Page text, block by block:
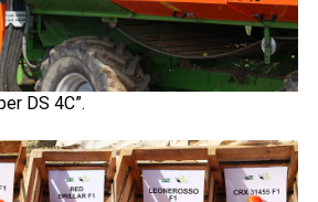
DS 4C”.